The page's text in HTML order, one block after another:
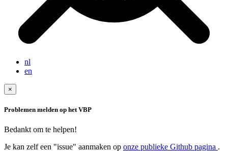
nl
en
×
Problemen melden op het VBP
Bedankt om te helpen!
Je kan zelf een "issue" aanmaken op onze publieke Github pagina .